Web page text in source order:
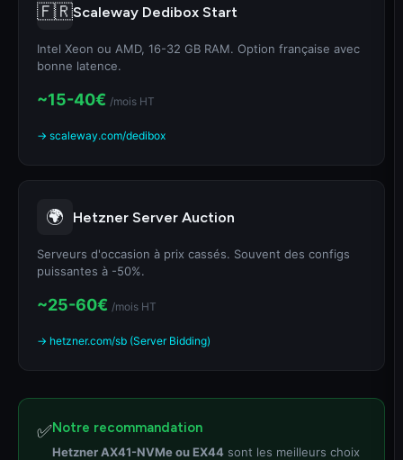
🇫🇷Scaleway Dedibox Start
Intel Xeon ou AMD, 16-32 GB RAM. Option française avec
bonne latence.
~15-40€ /mois HT
→ scaleway.com/dedibox
🌍 Hetzner Server Auction
Serveurs d'occasion à prix cassés. Souvent des configs
puissantes à -50%.
~25-60€ /mois HT
→ hetzner.com/sb (Server Bidding)
✅Notre recommandation
Hetzner AX41-NVMe ou EX44 sont les meilleurs choix